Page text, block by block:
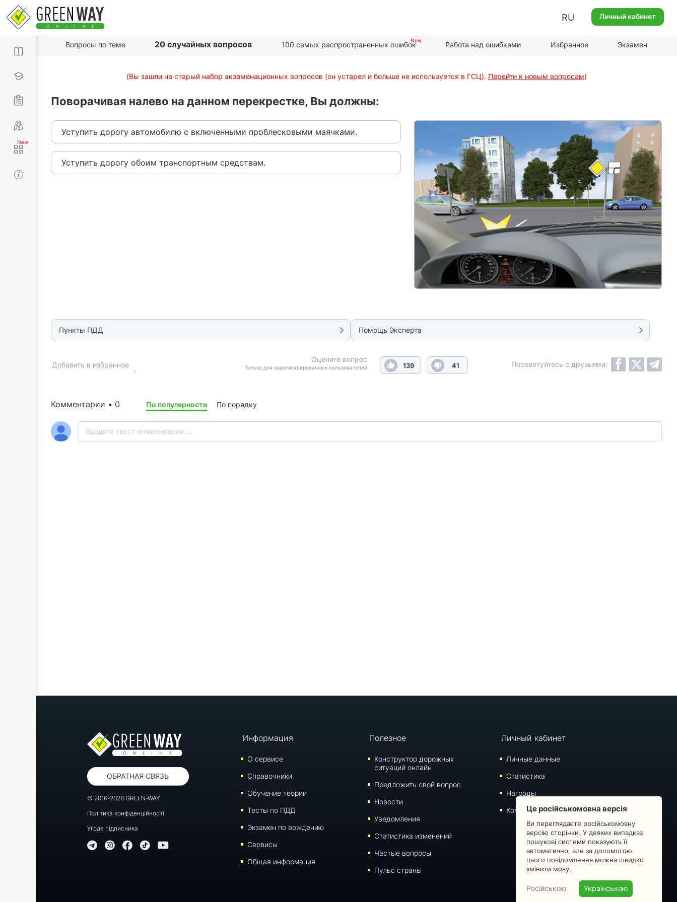
RU Личный кабинет
Вопросы по теме 20 случайных вопросов 100 самых распространенных ошибок Работа над ошибками Избранное Экзамен
(Вы зашли на старый набор экзаменационных вопросов (он устарел и больше не используется в ГСЦ). Перейти к новым вопросам)
Поворачивая налево на данном перекрестке, Вы должны:
Уступить дорогу автомобилю с включенными проблесковыми маячками.
Уступить дорогу обоим транспортным средствам.
Пункты ПДД Помощь Эксперта
Оцените вопрос
Только для зарегистрированных пользователей 139 41
Добавить в избранное Посоветуйтесь с друзьями:
Комментарии • 0 По популярности По порядку
ОБРАТНАЯ СВЯЗЬ
© 2016-2026 GREEN-WAY
Політика конфіденційності
Угода підписника
Информация
О сервисе
Справочники
Обучение теории
Тесты по ПДД
Экзамен по вождению
Сервисы
Общая информация
Полезное
Конструктор дорожных
ситуаций онлайн
Предложить свой вопрос
Новости
Уведомления
Статистика изменений
Частые вопросы
Пульс страны
Личный кабинет
Личные данные
Статистика
Награды
Комментарии
Це російськомовна версія
Ви переглядаєте російськомовну
версію сторінки. У деяких випадках
пошукові системи показують її
автоматично, але за допомогою
цього повідомлення можна швидко
змінити мову.
Російською Українською